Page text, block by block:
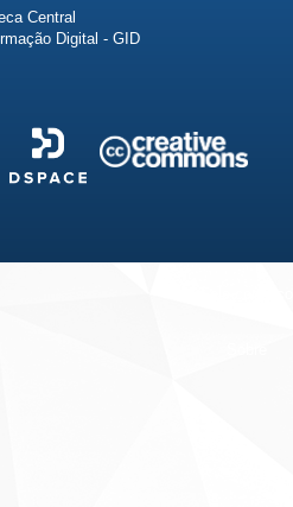
Central
Digital - GID